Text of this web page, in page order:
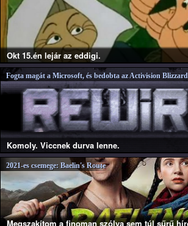
Okt 15.én lejár az eddigi.
Fogta magát a Microsoft, és bedobta az Activision
Komoly. Viccnek durva lenne.
2021-es csemege: Baelin's Route
Megszakítom a finoman szólva sem túl sűrű